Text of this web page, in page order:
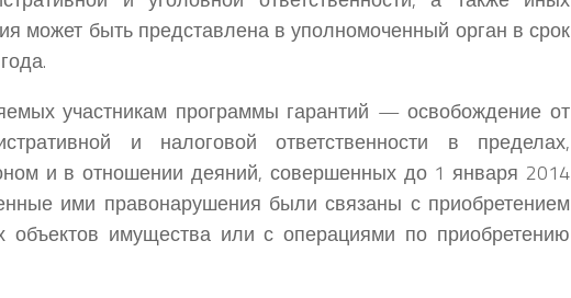
может быть представлена в уполномоченный орган в срок
участникам программы гарантий — освобождение от
и налоговой ответственности в пределах,
и в отношении деяний, совершенных до 1 января 2014
ими правонарушения были связаны с приобретением
объектов имущества или с операциями по приобретению